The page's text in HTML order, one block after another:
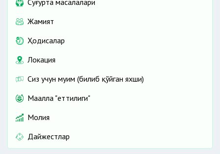
Cуғурта масалалари
Жамият
Ҳодисалар
Локация
Сиз учун муҳим (билиб қўйган яхши)
Маҳалла "еттилиги"
Молия
Дайжестлар